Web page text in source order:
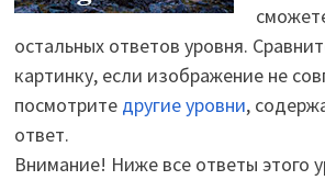
остальных ответов уровня.
картинку, если изображение не
посмотрите другие уровни,
ответ.
Внимание! Ниже все ответы этого